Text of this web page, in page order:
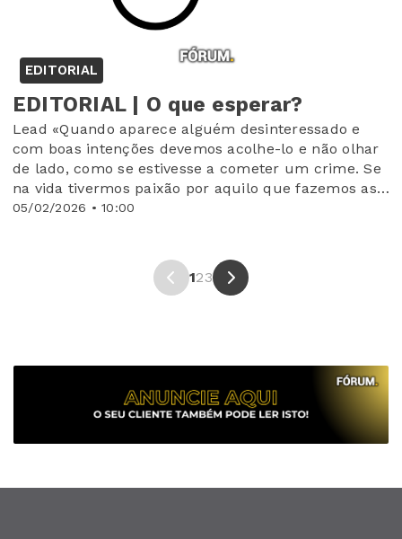
EDITORIAL
05/02/2026 • 10:00
EDITORIAL | O que esperar?
Lead «Quando aparece alguém desinteressado e
com boas intenções devemos acolhe-lo e não olhar
de lado, como se estivesse a cometer um crime. Se
na vida tivermos paixão por aquilo que fazemos as
coisas saem melhor e os projetos ficam a ganhar.
123